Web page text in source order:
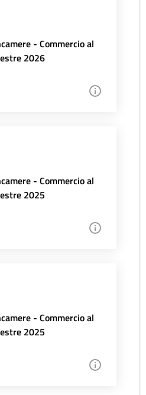
- Commercio al
2026
- Commercio al
2025
- Commercio al
2025